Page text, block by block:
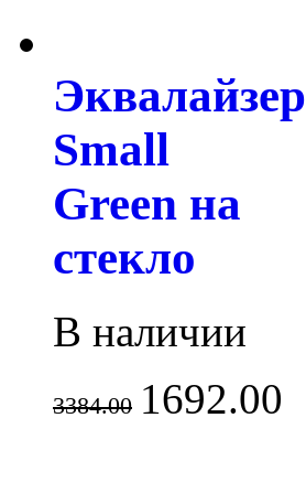
Эквалайзер
Small
Green на
стекло
В наличии
3384.00 1692.00